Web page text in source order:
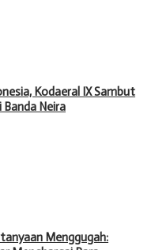
Kodaeral IX Sambut
Banda Neira
Menggugah: